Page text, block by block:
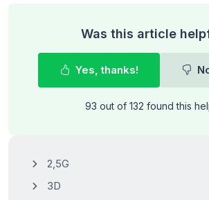
Was this article
Yes, thanks!
93 out of 132 found this
2,5G
3D